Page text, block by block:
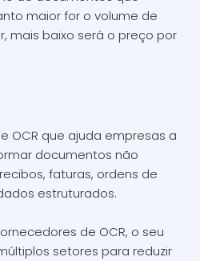
maior for o volume de
mais baixo será o preço por
OCR que ajuda empresas a
documentos não
faturas, ordens de
estruturados.
de OCR, o seu
setores para reduzir